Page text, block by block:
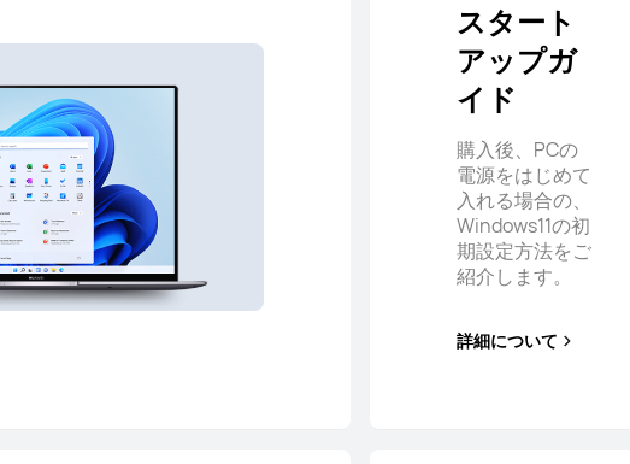
スタート
アップガ
イド
購入後、PCの
電源をはじめて
入れる場合の、
Windows11の初
期設定方法をご
紹介します。
詳細について